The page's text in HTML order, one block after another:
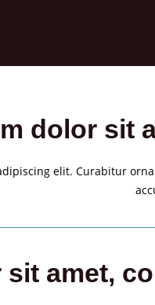
dolor sit
elit. Curabitur
amet,